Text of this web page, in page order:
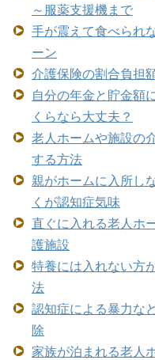
～服薬支援機まで
手が震えて食べられ
ーン
介護保険の割合負担
自分の年金と貯金額
くらなら大丈夫？
老人ホームや施設の
する方法
親がホームに入所し
くが認知症気味
直ぐに入れる老人ホ
護施設
特養には入れない方
法
認知症による暴力な
除
家族が泊まれる老人